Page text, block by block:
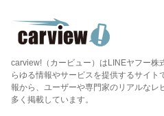
carview!（カービュー）はLINEヤフー株
らゆる情報やサービスを提供するサイ
報から、ユーザーや専門家のリアルなレ
多く掲載しています。